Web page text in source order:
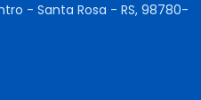
- Santa Rosa - RS, 98780-